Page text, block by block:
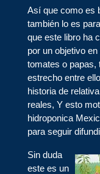
Así que como es
también lo es
que este libro ha
por un objetivo
tomates o papas,
estrecho entre
historia de
reales, Y esto
hidroponica
para seguir
Sin duda
este es un